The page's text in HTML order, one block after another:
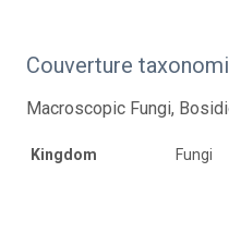
Couverture
Macroscopic Fungi,
Kingdom Fungi